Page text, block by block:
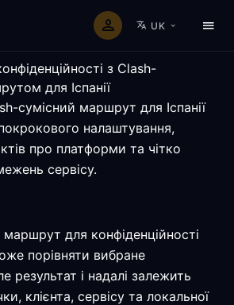
UK
з Clash-
для Іспанії
сумісний маршрут для Іспанії
налаштування,
про платформи та чітко
сервісу.
для конфіденційності
порівняти вибране
результат і надалі залежить
клієнта, сервісу та локальної